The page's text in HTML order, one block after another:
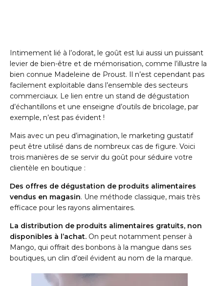
Intimement lié à l’odorat, le goût est lui aussi un puissant
levier de bien-être et de mémorisation, comme l’illustre la
bien connue Madeleine de Proust. Il n’est cependant pas
facilement exploitable dans l’ensemble des secteurs
commerciaux. Le lien entre un stand de dégustation
d’échantillons et une enseigne d’outils de bricolage, par
exemple, n’est pas évident !
Mais avec un peu d’imagination, le marketing gustatif
peut être utilisé dans de nombreux cas de figure. Voici
trois manières de se servir du goût pour séduire votre
clientèle en boutique :
Des offres de dégustation de produits alimentaires
vendus en magasin. Une méthode classique, mais très
efficace pour les rayons alimentaires.
La distribution de produits alimentaires gratuits, non
disponibles à l’achat. On peut notamment penser à
Mango, qui offrait des bonbons à la mangue dans ses
boutiques, un clin d’œil évident au nom de la marque.